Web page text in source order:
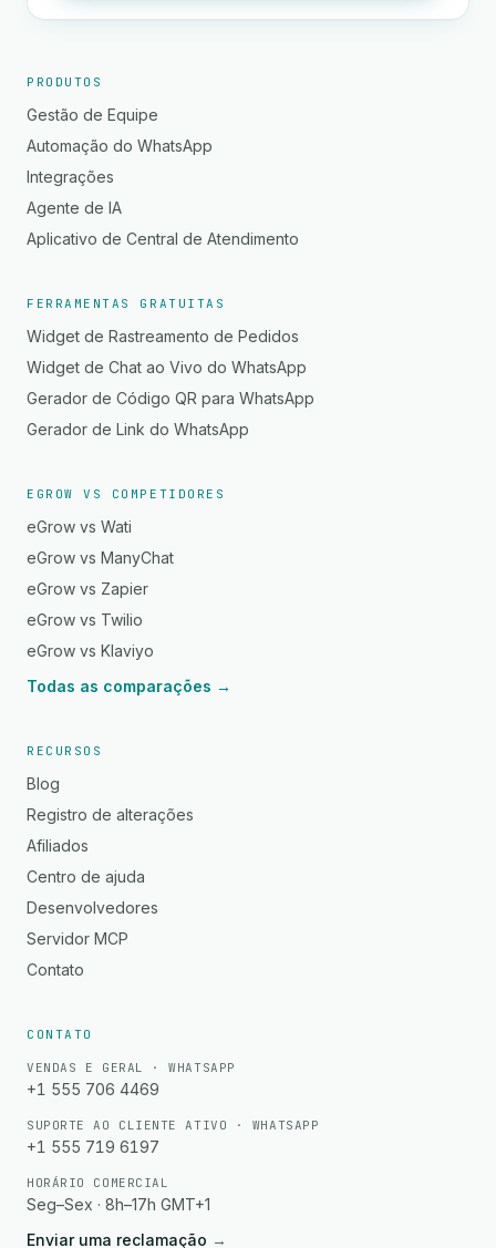
PRODUTOS
Gestão de Equipe
Automação do WhatsApp
Integrações
Agente de IA
Aplicativo de Central de Atendimento
FERRAMENTAS GRATUITAS
Widget de Rastreamento de Pedidos
Widget de Chat ao Vivo do WhatsApp
Gerador de Código QR para WhatsApp
Gerador de Link do WhatsApp
EGROW VS COMPETIDORES
eGrow vs Wati
eGrow vs ManyChat
eGrow vs Zapier
eGrow vs Twilio
eGrow vs Klaviyo
Todas as comparações →
RECURSOS
Blog
Registro de alterações
Afiliados
Centro de ajuda
Desenvolvedores
Servidor MCP
Contato
CONTATO
VENDAS E GERAL · WHATSAPP
+1 555 706 4469
SUPORTE AO CLIENTE ATIVO · WHATSAPP
+1 555 719 6197
HORÁRIO COMERCIAL
Seg–Sex · 8h–17h GMT+1
Enviar uma reclamação →